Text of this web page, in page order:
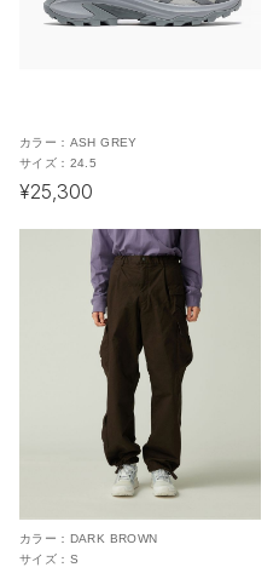
カラー： ASH GREY
サイズ： 24.5
¥25,300
カラー： DARK BROWN
サイズ： S